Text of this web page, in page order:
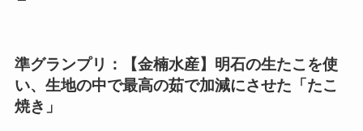
準グランプリ：【金楠水産】明石の生たこを使
い、生地の中で最高の茹で加減にさせた「たこ
焼き」